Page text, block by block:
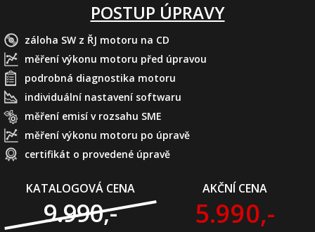
POSTUP ÚPRAVY
záloha SW z ŘJ motoru na CD
měření výkonu motoru před úpravou
podrobná diagnostika motoru
individuální nastavení softwaru
měření emisí v rozsahu SME
měření výkonu motoru po úpravě
certifikát o provedené úpravě
KATALOGOVÁ CENA
9.990,-
AKČNÍ CENA
5.990,-